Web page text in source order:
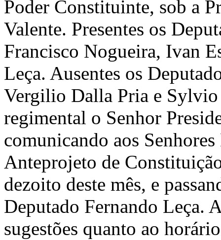
Poder Constituinte, sob a
Valente. Presentes os
Francisco Nogueira, Ivan
Leça. Ausentes os
Vergilio Dalla Pria e
regimental o Senhor
comunicando aos
Anteprojeto de
dezoito deste mês, e
Deputado Fernando Leça.
sugestões quanto ao